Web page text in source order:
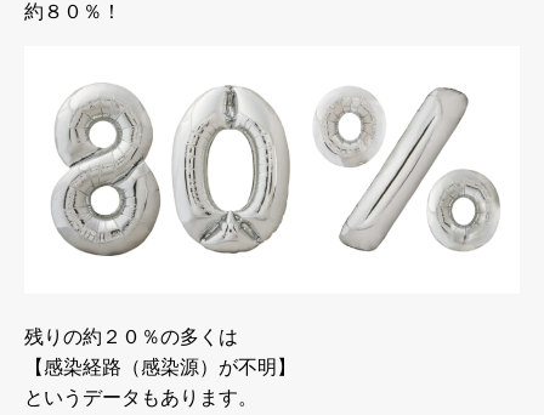
約８０％！
残りの約２０％の多くは
【感染経路（感染源）が不明】
というデータもあります。